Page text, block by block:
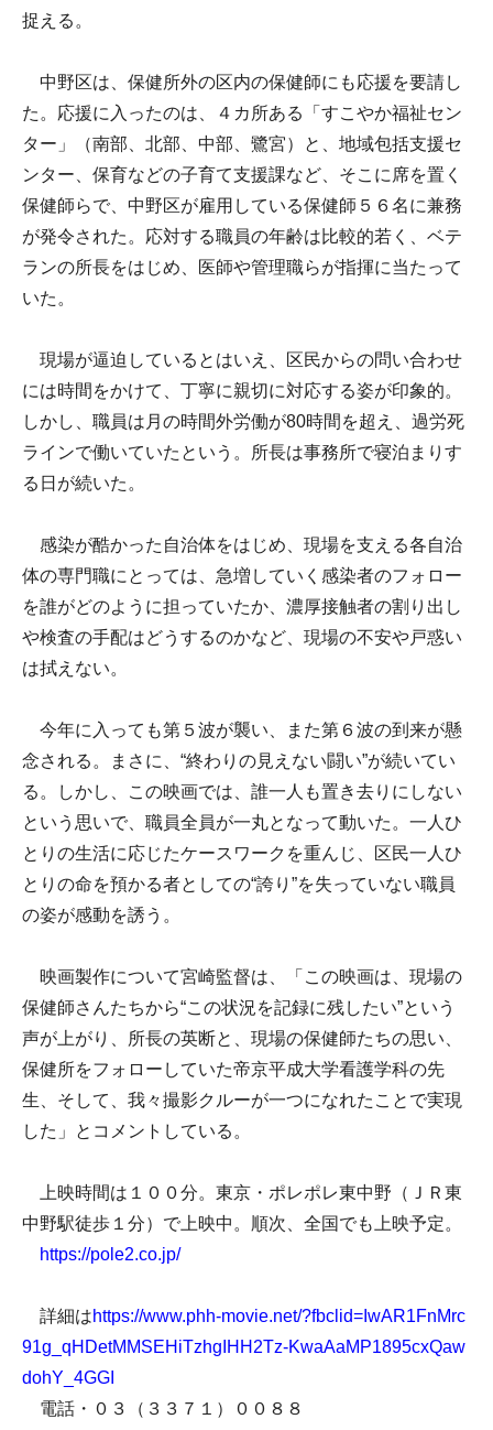
捉える。
中野区は、保健所外の区内の保健師にも応援を要請し
た。応援に入ったのは、４カ所ある「すこやか福祉セン
ター」（南部、北部、中部、鷺宮）と、地域包括支援セ
ンター、保育などの子育て支援課など、そこに席を置く
保健師らで、中野区が雇用している保健師５６名に兼務
が発令された。応対する職員の年齢は比較的若く、ベテ
ランの所長をはじめ、医師や管理職らが指揮に当たって
いた。
現場が逼迫しているとはいえ、区民からの問い合わせ
には時間をかけて、丁寧に親切に対応する姿が印象的。
しかし、職員は月の時間外労働が80時間を超え、過労死
ラインで働いていたという。所長は事務所で寝泊まりす
る日が続いた。
感染が酷かった自治体をはじめ、現場を支える各自治
体の専門職にとっては、急増していく感染者のフォロー
を誰がどのように担っていたか、濃厚接触者の割り出し
や検査の手配はどうするのかなど、現場の不安や戸惑い
は拭えない。
今年に入っても第５波が襲い、また第６波の到来が懸
念される。まさに、“終わりの見えない闘い”が続いてい
る。しかし、この映画では、誰一人も置き去りにしない
という思いで、職員全員が一丸となって動いた。一人ひ
とりの生活に応じたケースワークを重んじ、区民一人ひ
とりの命を預かる者としての“誇り”を失っていない職員
の姿が感動を誘う。
映画製作について宮崎監督は、「この映画は、現場の
保健師さんたちから“この状況を記録に残したい”という
声が上がり、所長の英断と、現場の保健師たちの思い、
保健所をフォローしていた帝京平成大学看護学科の先
生、そして、我々撮影クルーが一つになれたことで実現
した」とコメントしている。
上映時間は１００分。東京・ポレポレ東中野（ＪＲ東
中野駅徒歩１分）で上映中。順次、全国でも上映予定。
https://pole2.co.jp/
詳細はhttps://www.phh-movie.net/?fbclid=IwAR1FnMrc
91g_qHDetMMSEHiTzhgIHH2Tz-KwaAaMP1895cxQaw
dohY_4GGI
電話・０３（３３７１）００８８